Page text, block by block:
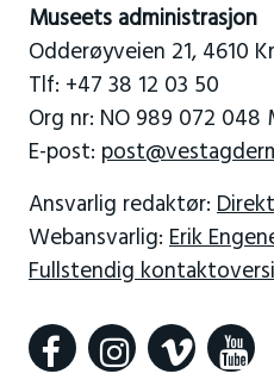
Museets administrasjon
Odderøyveien 21, 4610
Tlf: +47 38 12 03 50
Org nr: NO 989 072 048
E-post:
Ansvarlig redaktør:
Webansvarlig: Erik
Fullstendig